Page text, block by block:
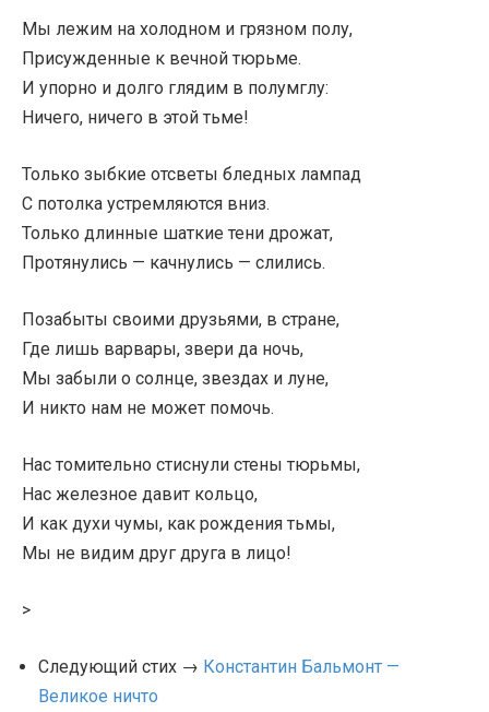
Мы лежим на холодном и грязном полу,
Присужденные к вечной тюрьме.
И упорно и долго глядим в полумглу:
Ничего, ничего в этой тьме!
Только зыбкие отсветы бледных лампад
С потолка устремляются вниз.
Только длинные шаткие тени дрожат,
Протянулись — качнулись — слились.
Позабыты своими друзьями, в стране,
Где лишь варвары, звери да ночь,
Мы забыли о солнце, звездах и луне,
И никто нам не может помочь.
Нас томительно стиснули стены тюрьмы,
Нас железное давит кольцо,
И как духи чумы, как рождения тьмы,
Мы не видим друг друга в лицо!
>
Следующий стих → Константин Бальмонт —
Великое ничто